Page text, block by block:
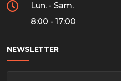
Lun. - Sam.
8:00 - 17:00
NEWSLETTER